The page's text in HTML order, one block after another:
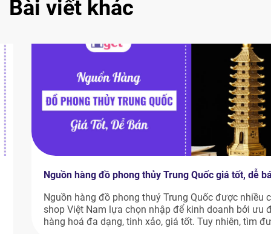
Bài viết khác
Nguồn hàng đồ phong thủy Trung Quốc giá tốt, dễ bán
Nguồn hàng đồ phong thuỷ Trung Quốc được nhiều chủ
shop Việt Nam lựa chọn nhập để kinh doanh bởi ưu điểm
hàng hoá đa dạng, tinh xảo, giá tốt. Tuy nhiên, tìm được